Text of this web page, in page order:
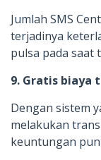
Jumlah SMS
terjadinya
pulsa pada saat
9. Gratis biaya
Dengan sistem
melakukan
keuntungan